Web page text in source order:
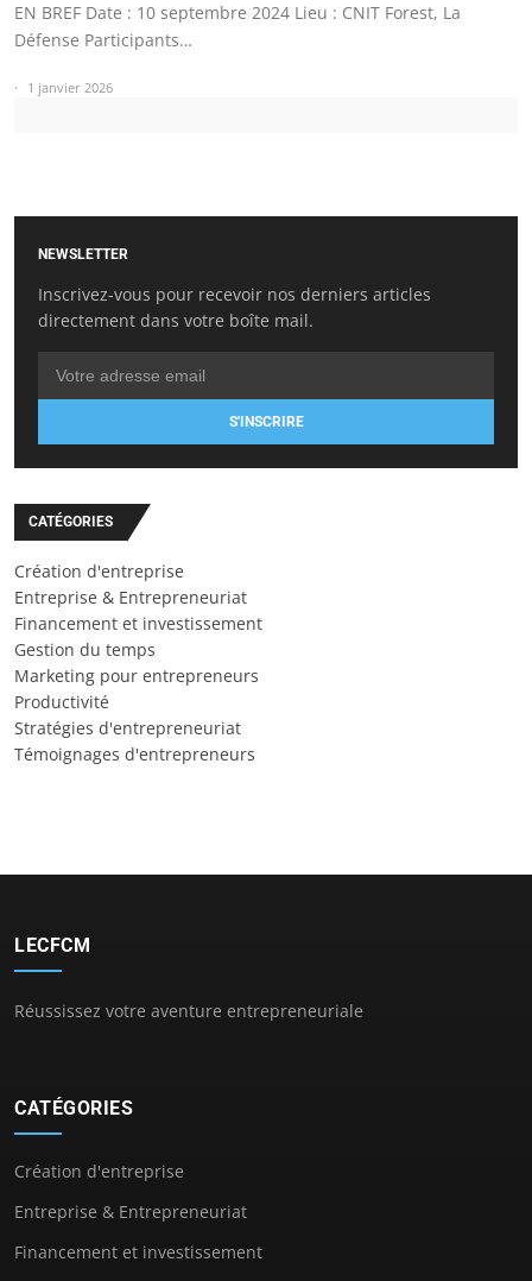
EN BREF Date : 10 septembre 2024 Lieu : CNIT Forest, La
Défense Participants…
1 janvier 2026
NEWSLETTER
Inscrivez-vous pour recevoir nos derniers articles
directement dans votre boîte mail.
S'INSCRIRE
CATÉGORIES
Création d'entreprise
Entreprise & Entrepreneuriat
Financement et investissement
Gestion du temps
Marketing pour entrepreneurs
Productivité
Stratégies d'entrepreneuriat
Témoignages d'entrepreneurs
LECFCM
Réussissez votre aventure entrepreneuriale
CATÉGORIES
Création d'entreprise
Entreprise & Entrepreneuriat
Financement et investissement